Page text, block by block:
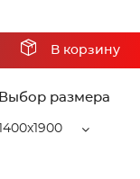
В корзину
Выбор размера
1400x1900